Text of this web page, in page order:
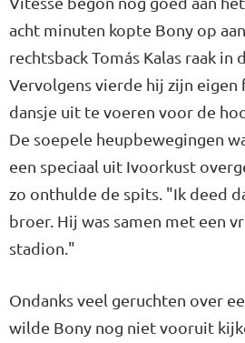
acht minuten kopte Bony op
rechtsback Tomás Kalas raak in
Vervolgens vierde hij zijn eigen
dansje uit te voeren voor de
De soepele heupbewegingen
een speciaal uit Ivoorkust
zo onthulde de spits. "Ik deed
broer. Hij was samen met een
stadion."
Ondanks veel geruchten over
wilde Bony nog niet vooruit